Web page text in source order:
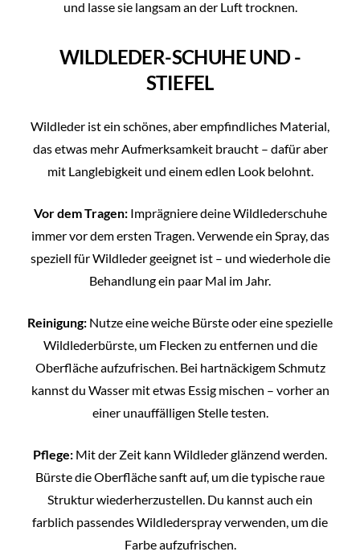
und lasse sie langsam an der Luft trocknen.
WILDLEDER-SCHUHE UND -
STIEFEL
Wildleder ist ein schönes, aber empfindliches Material,
das etwas mehr Aufmerksamkeit braucht – dafür aber
mit Langlebigkeit und einem edlen Look belohnt.
Vor dem Tragen:Imprägniere deine Wildlederschuhe
immer vor dem ersten Tragen. Verwende ein Spray, das
speziell für Wildleder geeignet ist – und wiederhole die
Behandlung ein paar Mal im Jahr.
Reinigung: Nutze eine weiche Bürste oder eine spezielle
Wildlederbürste, um Flecken zu entfernen und die
Oberfläche aufzufrischen. Bei hartnäckigem Schmutz
kannst du Wasser mit etwas Essig mischen – vorher an
einer unauffälligen Stelle testen.
Pflege: Mit der Zeit kann Wildleder glänzend werden.
Bürste die Oberfläche sanft auf, um die typische raue
Struktur wiederherzustellen. Du kannst auch ein
farblich passendes Wildlederspray verwenden, um die
Farbe aufzufrischen.